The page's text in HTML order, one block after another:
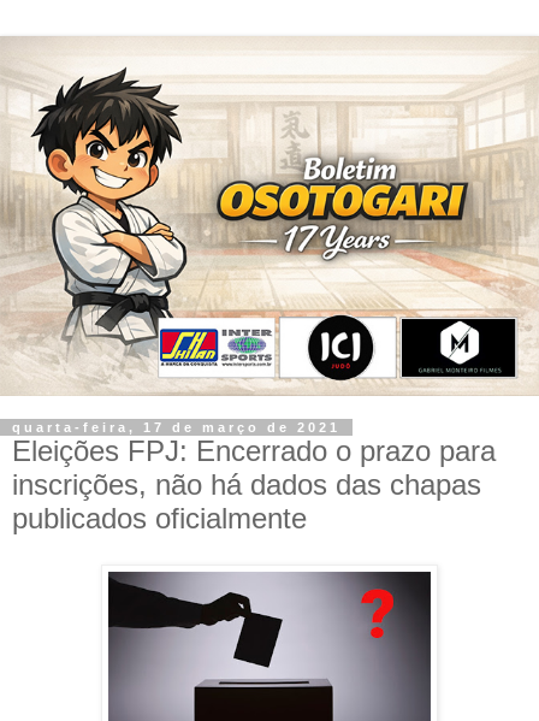
quarta-feira, 17 de março de 2021
Eleições FPJ: Encerrado o prazo para
inscrições, não há dados das chapas
publicados oficialmente